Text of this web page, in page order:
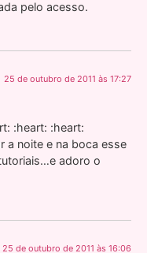
pelo acesso.
25 de outubro de 2011 às 17:27
:heart: :heart:
a noite e na boca esse
adoro o
25 de outubro de 2011 às 16:06